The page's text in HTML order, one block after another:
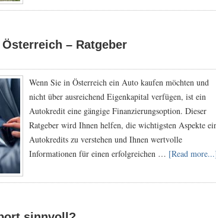
– Ratgeber
Wenn Sie in Österreich ein Auto kaufen möchten und
nicht über ausreichend Eigenkapital verfügen, ist ein
Autokredit eine gängige Finanzierungsoption. Dieser
Ratgeber wird Ihnen helfen, die wichtigsten Aspekte
Autokredits zu verstehen und Ihnen wertvolle
Informationen für einen erfolgreichen … [Read